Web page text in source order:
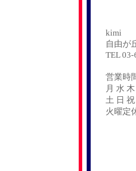
kimi
自由が
TEL
営業時
月 水
土 日
火曜定